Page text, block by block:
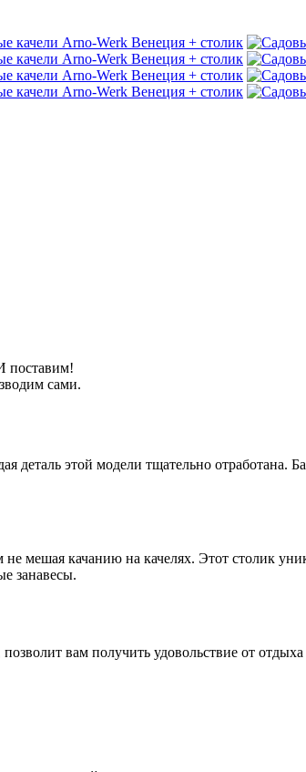
поставим!
сами.
этой модели тщательно отработана.
мешая качанию на качелях. Этот столик
занавесы.
вам получить удовольствие от отдыха